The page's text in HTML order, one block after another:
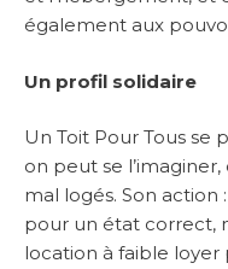
également aux
Un profil solidaire
Un Toit Pour Tous se
on peut se
mal logés. Son
pour un état correct,
location à faible loyer